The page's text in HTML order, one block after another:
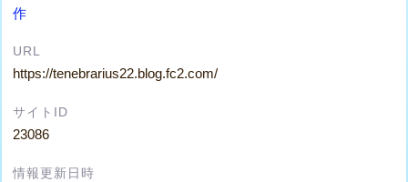
作
URL
https://tenebrarius22.blog.fc2.com/
サイトID
23086
情報更新日時